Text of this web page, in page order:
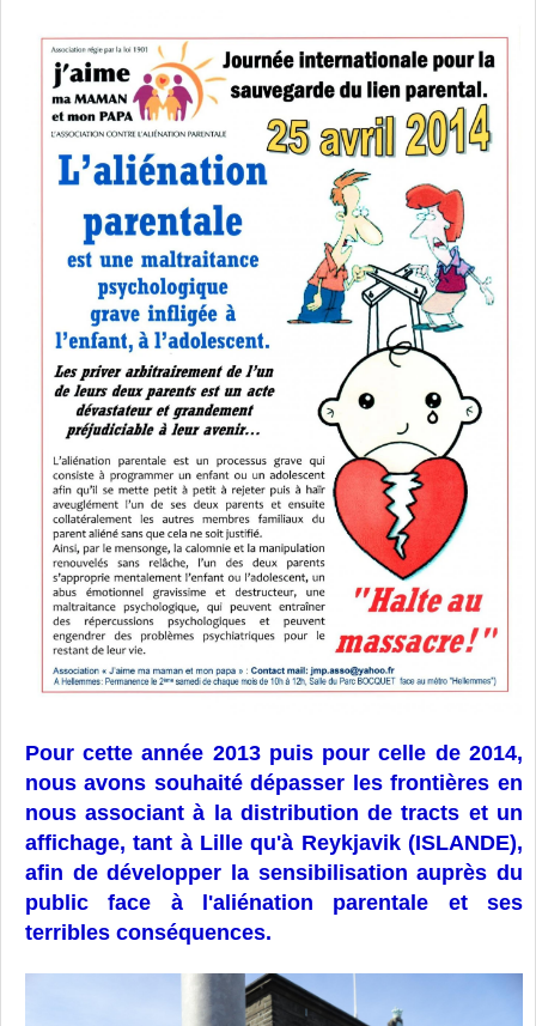
Pour cette année 2013 puis pour celle de 2014,
nous avons souhaité dépasser les frontières en
nous associant à la distribution de tracts et un
affichage, tant à Lille qu'à Reykjavik (ISLANDE),
afin de développer la sensibilisation auprès du
public face à l'aliénation parentale et ses
terribles conséquences.